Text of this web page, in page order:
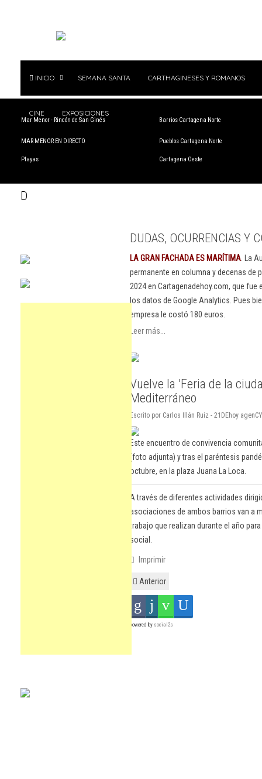
INICIO SEMANA SANTA CARTHAGINESES Y ROMANOS
CINE EXPOSICIONES
Mar Menor - Rincón de San Ginés
MAR MENOR EN DIRECTO
Playas
Barrios Cartagena Norte
Pueblos Cartagena Norte
Cartagena Oeste
D
DUDAS, OCURRENCIAS Y
LA GRAN FACHADA ES MARÍTIMA . La
permanente en columna y decenas
2024 en Cartagenadehoy.com, que
los datos de Google Analytics. Pues
empresa le costó 180 euros.
Leer más...
Vuelve la 'Feria de la
Mediterráneo
Escrito por Carlos Illán Ruiz - 21DEhoy
Este encuentro de convivencia
(foto adjunta) y tras el paréntesis
octubre, en la plaza Juana La Loca.
A través de diferentes actividades
asociaciones de ambos barrios van a
trabajo que realizan durante el año
social.
Imprimir
Anterior
powered by social2s